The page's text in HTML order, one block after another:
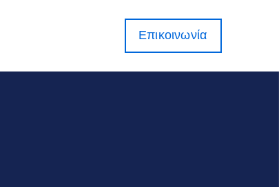
Επικοινωνία